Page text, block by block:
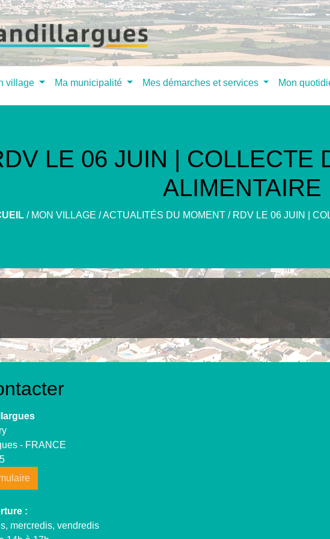
village Ma municipalité Mes démarches et services Mon
LE 06 JUIN | COLLECTE
ALIMENTAIRE
/ MON VILLAGE /ACTUALITÉS DU MOMENT / RDV LE 06 JUIN |
- FRANCE
:
mercredis, vendredis